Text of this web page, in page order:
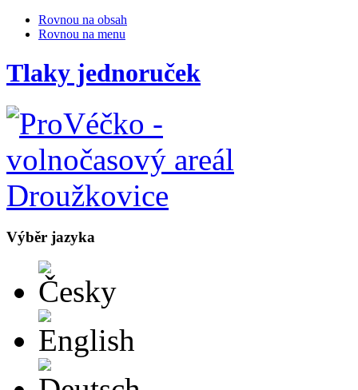
Rovnou na obsah
Rovnou na menu
Tlaky jednoruček
Výběr jazyka